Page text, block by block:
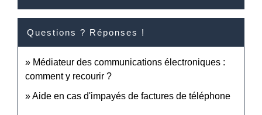
Questions ? Réponses !
Médiateur des communications électroniques :
comment y recourir ?
Aide en cas d'impayés de factures de téléphone